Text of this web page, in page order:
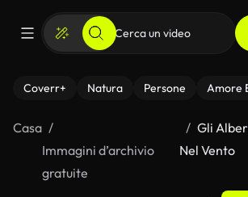
Coverr+ Natura Persone Amore
Casa
Immagini d’archivio
gratuite
Gli
Nel Vento